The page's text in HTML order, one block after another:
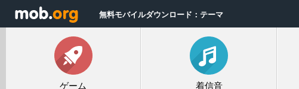
無料モバイルダウンロード：テーマ
ゲーム 着信音